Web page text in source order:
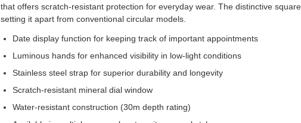
that offers scratch-resistant protection for everyday wear. The distinctive
setting it apart from conventional circular models.
Date display function for keeping track of important appointments
Luminous hands for enhanced visibility in low-light conditions
Stainless steel strap for superior durability and longevity
Scratch-resistant mineral dial window
Water-resistant construction (30m depth rating)